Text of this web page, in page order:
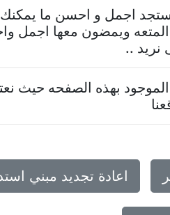
اجمل و احسن ما يمكنك
ويمضون معها اجمل
نريد ..
بهذه الصفحه حيث
اعادة تجديد مبني